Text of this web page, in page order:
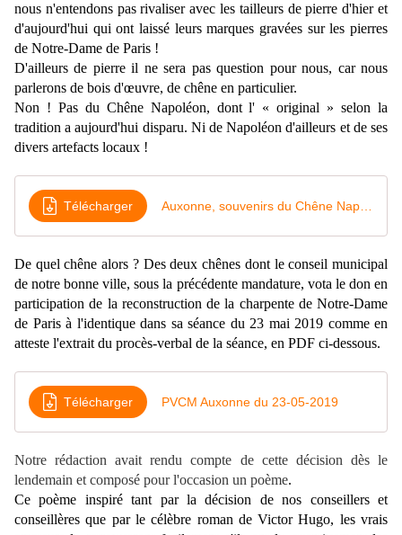
nous n'entendons pas rivaliser avec les tailleurs de pierre d'hier et
d'aujourd'hui qui ont laissé leurs marques gravées sur les pierres
de Notre-Dame de Paris !
D'ailleurs de pierre il ne sera pas question pour nous, car nous
parlerons de bois d'œuvre, de chêne en particulier.
Non ! Pas du Chêne Napoléon, dont l' « original » selon la
tradition a aujourd'hui disparu. Ni de Napoléon d'ailleurs et de ses
divers artefacts locaux !
Télécharger
De quel chêne alors ? Des deux chênes dont le conseil municipal
de notre bonne ville, sous la précédente mandature, vota le don en
participation de la reconstruction de la charpente de Notre-Dame
de Paris à l'identique dans sa séance du 23 mai 2019 comme en
atteste l'extrait du procès-verbal de la séance, en PDF ci-dessous.
Télécharger PVCM Auxonne du 23-05-2019
Notre rédaction avait rendu compte de cette décision dès le
lendemain et composé pour l'occasion un poème.
Ce poème inspiré tant par la décision de nos conseillers et
conseillères que par le célèbre roman de Victor Hugo, les vrais